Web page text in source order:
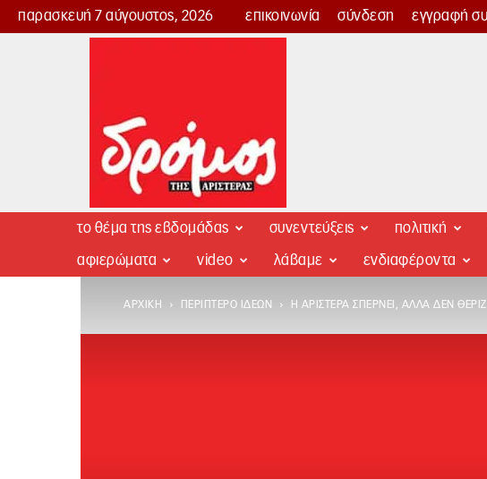
παρασκευή 7 αύγουστος, 2026 επικοινωνία σύνδεση εγγραφή
Δρόμος
το θέμα της εβδομάδας συνεντεύξεις πολιτική
αφιερώματα video λάβαμε ενδιαφέροντα
ΑΡΧΙΚΉ ΠΕΡΊΠΤΕΡΟ ΙΔΕΏΝ Η ΑΡΙΣΤΕΡΆ ΣΠΈΡΝΕΙ, ΑΛΛΆ ΔΕΝ